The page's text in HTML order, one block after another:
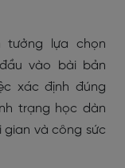
tưởng lựa chọn
vào bài bản
xác định đúng
trạng học dàn
và công sức